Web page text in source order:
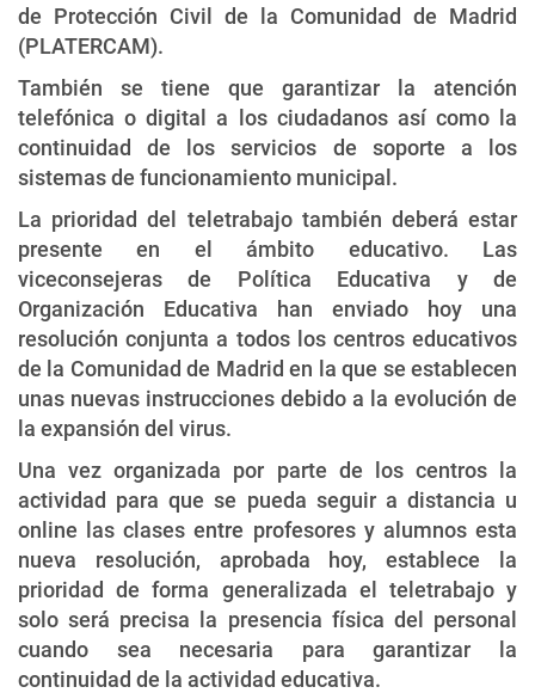
de Protección Civil de la Comunidad de Madrid
(PLATERCAM).
También se tiene que garantizar la atención
telefónica o digital a los ciudadanos así como la
continuidad de los servicios de soporte a los
sistemas de funcionamiento municipal.
La prioridad del teletrabajo también deberá estar
presente en el ámbito educativo. Las
viceconsejeras de Política Educativa y de
Organización Educativa han enviado hoy una
resolución conjunta a todos los centros educativos
de la Comunidad de Madrid en la que se establecen
unas nuevas instrucciones debido a la evolución de
la expansión del virus.
Una vez organizada por parte de los centros la
actividad para que se pueda seguir a distancia u
online las clases entre profesores y alumnos esta
nueva resolución, aprobada hoy, establece la
prioridad de forma generalizada el teletrabajo y
solo será precisa la presencia física del personal
cuando sea necesaria para garantizar la
continuidad de la actividad educativa.